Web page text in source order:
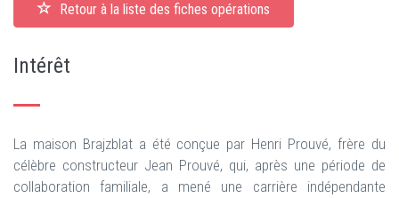
Retour à la liste des fiches opérations
Intérêt
La maison Brajzblat a été conçue par Henri Prouvé, frère du
célèbre constructeur Jean Prouvé, qui, après une période de
collaboration familiale, a mené une carrière indépendante